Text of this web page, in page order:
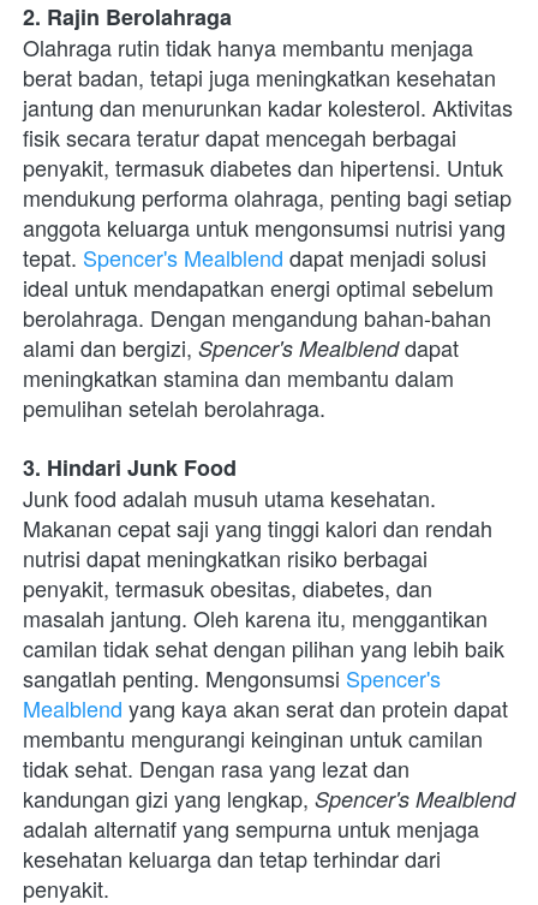
2. Rajin Berolahraga
Olahraga rutin tidak hanya membantu menjaga
berat badan, tetapi juga meningkatkan kesehatan
jantung dan menurunkan kadar kolesterol. Aktivitas
fisik secara teratur dapat mencegah berbagai
penyakit, termasuk diabetes dan hipertensi. Untuk
mendukung performa olahraga, penting bagi setiap
anggota keluarga untuk mengonsumsi nutrisi yang
tepat. Spencer's Mealblend dapat menjadi solusi
ideal untuk mendapatkan energi optimal sebelum
berolahraga. Dengan mengandung bahan-bahan
alami dan bergizi, Spencer's Mealblend dapat
meningkatkan stamina dan membantu dalam
pemulihan setelah berolahraga.
3. Hindari Junk Food
Junk food adalah musuh utama kesehatan.
Makanan cepat saji yang tinggi kalori dan rendah
nutrisi dapat meningkatkan risiko berbagai
penyakit, termasuk obesitas, diabetes, dan
masalah jantung. Oleh karena itu, menggantikan
camilan tidak sehat dengan pilihan yang lebih baik
sangatlah penting. Mengonsumsi Spencer's
Mealblend yang kaya akan serat dan protein dapat
membantu mengurangi keinginan untuk camilan
tidak sehat. Dengan rasa yang lezat dan
kandungan gizi yang lengkap, Spencer's Mealblend
adalah alternatif yang sempurna untuk menjaga
kesehatan keluarga dan tetap terhindar dari
penyakit.